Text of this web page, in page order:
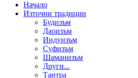
Начало
Източни традиции
Будизъм
Даоизъм
Индуизъм
Суфизъм
Шаманизъм
Други...
Тантра